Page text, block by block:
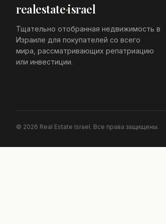
realestate·israel
Тщательно отобранная недвижимость в
Израиле для покупателей со всего
мира, рассматривающих репатриацию
или инвестиции.
© 2026 Real Estate Israel. Все права защищены.